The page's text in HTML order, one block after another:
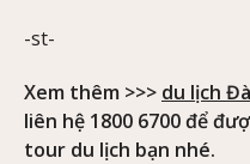
-st-
Xem thêm >>> du lịch
liên hệ 1800 6700 để
tour du lịch bạn nhé.